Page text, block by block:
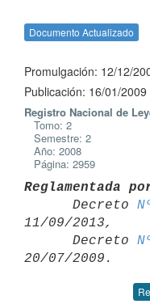
Documento Actualizado
Promulgación: 12/12/
Publicación: 16/01/2009
Registro Nacional de
Tomo: 2
Semestre: 2
Año: 2008
Página: 2959
Reglamentada
Decreto
11/09/2013,
      Decreto